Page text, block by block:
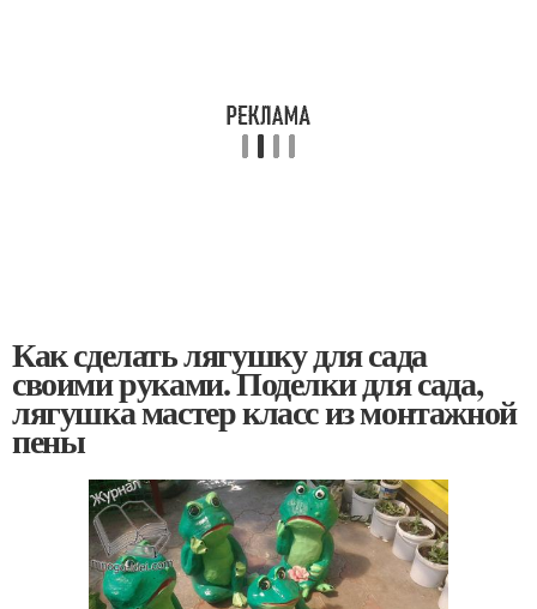
Как сделать лягушку для сада
своими руками. Поделки для сада,
лягушка мастер класс из монтажной
пены